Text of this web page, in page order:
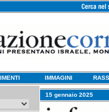
IMMAGINI
15 gennaio 2025